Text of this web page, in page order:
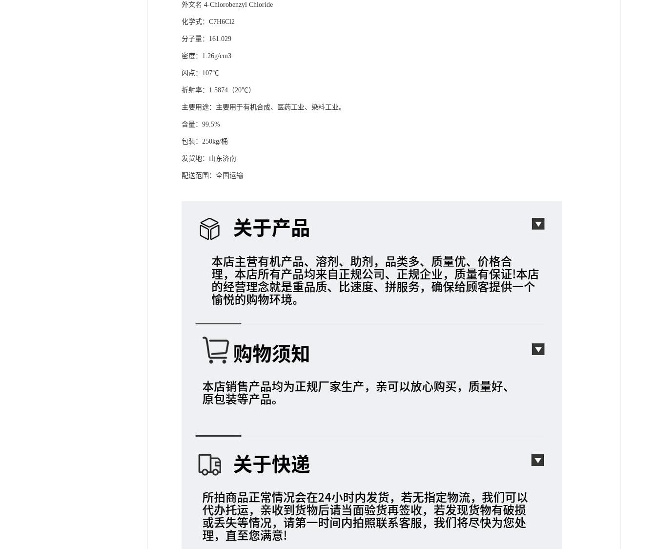
外文名 4-Chlorobenzyl Chloride
化学式：C7H6Cl2
分子量：161.029
密度：1.26g/cm3
闪点：107℃
折射率：1.5874（20℃）
主要用途：主要用于有机合成、医药工业、染料工业。
含量：99.5%
包装：250kg/桶
发货地：山东济南
配送范围：全国运输